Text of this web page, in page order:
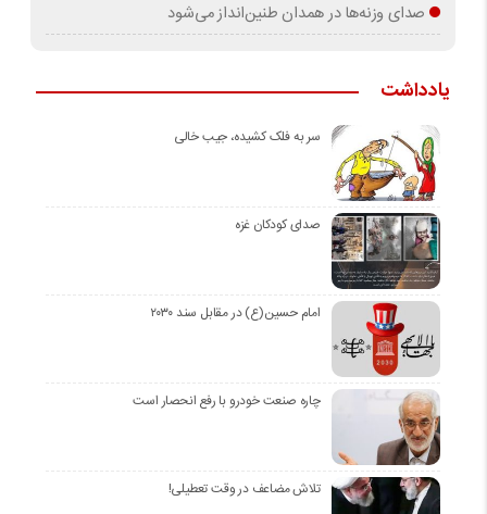
صدای وزنه‌ها در همدان طنین‌انداز می‌شود
یادداشت
سر به فلک کشیده، جیب خالی
صدای کودکان غزه
امام حسین(ع) در مقابل سند ۲۰۳۰
چاره صنعت خودرو با رفع انحصار است
تلاش مضاعف در وقت تعطیلی!